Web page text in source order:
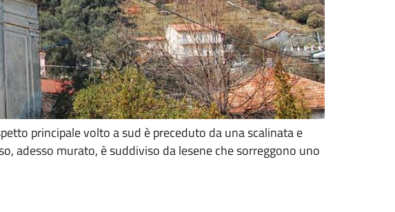
principale volto a sud è preceduto da una scalinata e
adesso murato, è suddiviso da lesene che sorreggono uno